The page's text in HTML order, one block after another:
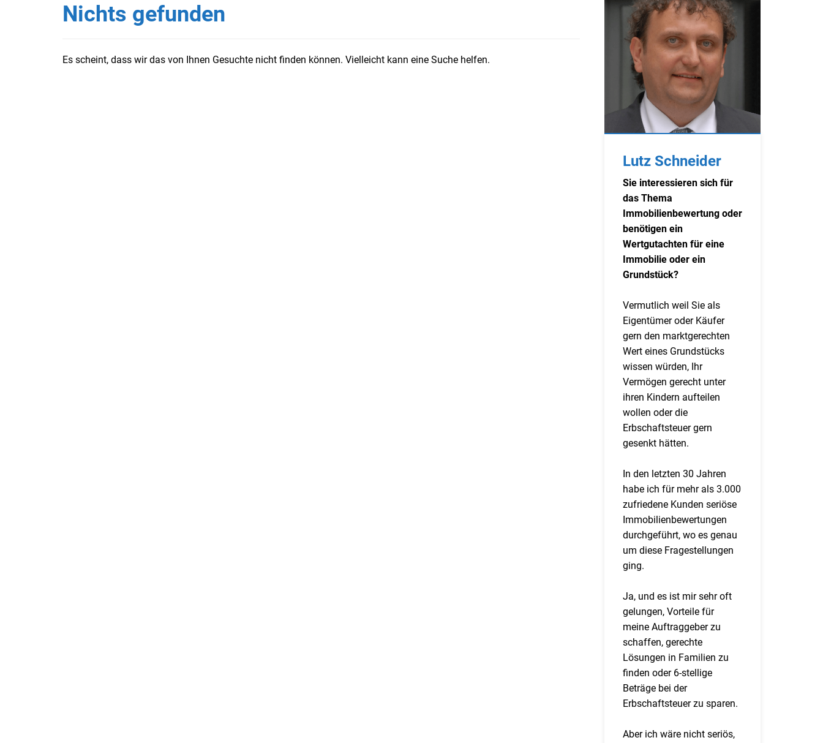
Nichts gefunden
Es scheint, dass wir das von Ihnen Gesuchte nicht finden können. Vielleicht kann eine Suche helfen.
Lutz Schneider
Sie interessieren sich für
das Thema
Immobilienbewertung oder
benötigen ein
Wertgutachten für eine
Immobilie oder ein
Grundstück?
Vermutlich weil Sie als
Eigentümer oder Käufer
gern den marktgerechten
Wert eines Grundstücks
wissen würden, Ihr
Vermögen gerecht unter
ihren Kindern aufteilen
wollen oder die
Erbschaftsteuer gern
gesenkt hätten.
In den letzten 30 Jahren
habe ich für mehr als 3.000
zufriedene Kunden seriöse
Immobilienbewertungen
durchgeführt, wo es genau
um diese Fragestellungen
ging.
Ja, und es ist mir sehr oft
gelungen, Vorteile für
meine Auftraggeber zu
schaffen, gerechte
Lösungen in Familien zu
finden oder 6-stellige
Beträge bei der
Erbschaftsteuer zu sparen.
Aber ich wäre nicht seriös,